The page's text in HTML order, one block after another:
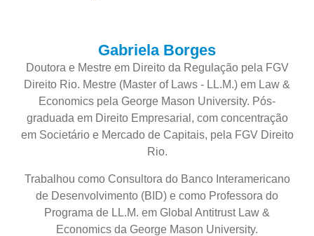
Gabriela Borges
Doutora e Mestre em Direito da Regulação pela FGV
Direito Rio. Mestre (Master of Laws - LL.M.) em Law &
Economics pela George Mason University. Pós-
graduada em Direito Empresarial, com concentração
em Societário e Mercado de Capitais, pela FGV Direito
Rio.
Trabalhou como Consultora do Banco Interamericano
de Desenvolvimento (BID) e como Professora do
Programa de LL.M. em Global Antitrust Law &
Economics da George Mason University.